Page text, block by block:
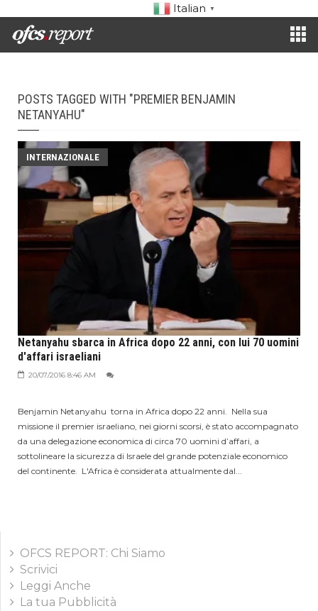
Italian ▼
POSTS TAGGED WITH "PREMIER BENJAMIN
NETANYAHU"
INTERNAZIONALE
Netanyahu sbarca in Africa dopo 22 anni, con lui 70 uomini
d'affari israeliani
20/07/2016 8:46 AM
Benjamin Netanyahu torna in Africa dopo 22 anni. Nella sua
missione il premier israeliano, nei giorni scorsi, è stato accompagnato
da una delegazione economica di circa 70 uomini d’affari, a
sottolineare la sicurezza di Israele del grande potenziale economico
del continente. L'Africa è considerata attualmente dal...
OFCS REPORT: Chi Siamo
Scrivici
Leggi Anche
La tua Pubblicità